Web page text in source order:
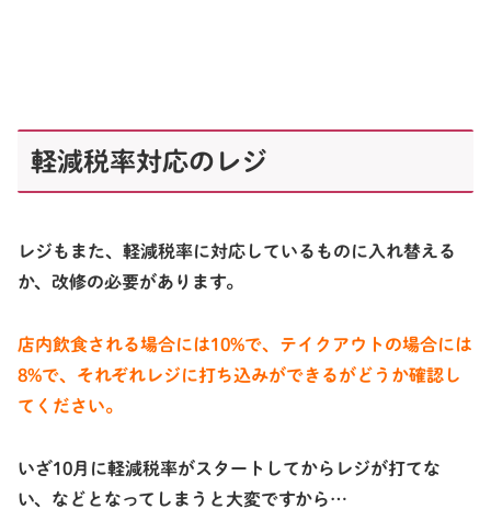
軽減税率対応のレジ
レジもまた、軽減税率に対応しているものに入れ替える
か、改修の必要があります。
店内飲食される場合には10%で、テイクアウトの場合には
8%で、それぞれレジに打ち込みができるがどうか確認し
てください。
いざ10月に軽減税率がスタートしてからレジが打てな
い、などとなってしまうと大変ですから…